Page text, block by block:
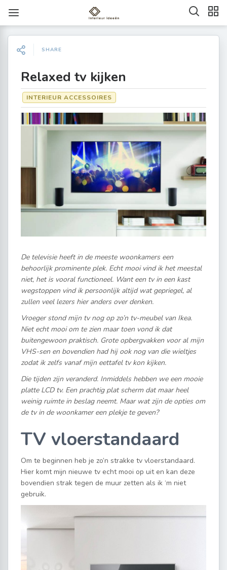
SHARE
Relaxed tv kijken
INTERIEUR ACCESSOIRES
De televisie heeft in de meeste woonkamers een
behoorlijk prominente plek. Echt mooi vind ik het meestal
niet, het is vooral functioneel. Want een tv in een kast
wegstoppen vind ik persoonlijk altijd wat gepriegel, al
zullen veel lezers hier anders over denken.
Vroeger stond mijn tv nog op zo’n tv-meubel van Ikea.
Niet echt mooi om te zien maar toen vond ik dat
buitengewoon praktisch. Grote opbergvakken voor al mijn
VHS-sen en bovendien had hij ook nog van die wieltjes
zodat ik zelfs vanaf mijn eettafel tv kon kijken.
Die tijden zijn veranderd. Inmiddels hebben we een mooie
platte LCD tv. Een prachtig plat scherm dat maar heel
weinig ruimte in beslag neemt. Maar wat zijn de opties om
de tv in de woonkamer een plekje te geven?
TV vloerstandaard
Om te beginnen heb je zo’n strakke tv vloerstandaard.
Hier komt mijn nieuwe tv echt mooi op uit en kan deze
bovendien strak tegen de muur zetten als ik ‘m niet
gebruik.